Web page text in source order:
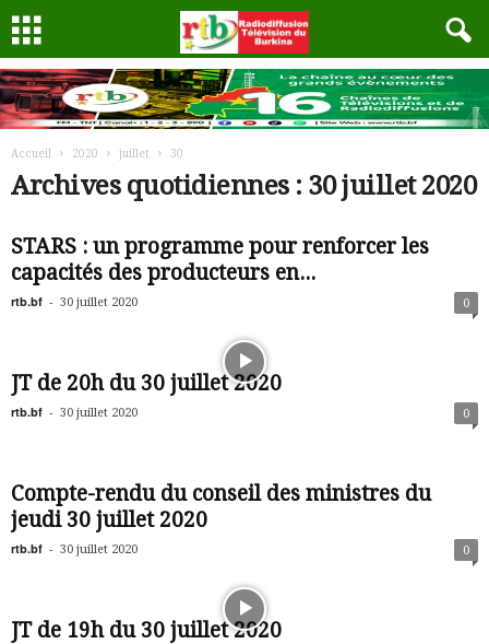
Accueil 2020 juillet 30
Archives quotidiennes : 30 juillet 2020
STARS : un programme pour renforcer les
capacités des producteurs en...
rtb.bf - 30 juillet 2020 0
JT de 20h du 30 juillet 2020
rtb.bf - 30 juillet 2020 0
Compte-rendu du conseil des ministres du
jeudi 30 juillet 2020
rtb.bf - 30 juillet 2020 0
JT de 19h du 30 juillet 2020